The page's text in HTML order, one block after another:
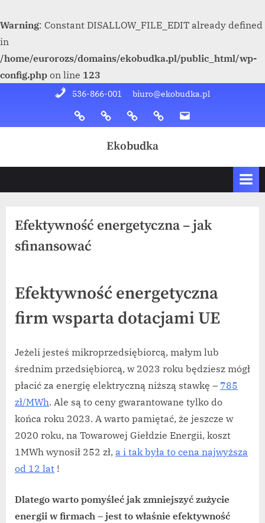
Warning: Constant DISALLOW_FILE_EDIT already defined
in
/home/eurorozs/domains/ekobudka.pl/public_html/wp-
config.php on line 123
content
536-866-001 biuro@ekobudka.pl
Yelp FacebookTwitterInstagram
Email
Ekobudka
Efektywność energetyczna – jak
sfinansować
Efektywność energetyczna
firm wsparta dotacjami UE
Jeżeli jesteś mikroprzedsiębiorcą, małym lub
średnim przedsiębiorcą, w 2023 roku będziesz mógł
płacić za energię elektryczną niższą stawkę – 785
zł/MWh. Ale są to ceny gwarantowane tylko do
końca roku 2023. A warto pamiętać, że jeszcze w
2020 roku, na Towarowej Giełdzie Energii, koszt
1MWh wynosił 252 zł, a i tak była to cena najwyższa
od 12 lat !
Dlatego warto pomyśleć jak zmniejszyć zużycie
energii w firmach – jest to właśnie efektywność